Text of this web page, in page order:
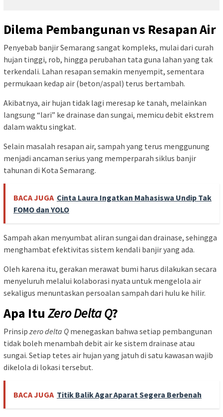
Dilema Pembangunan vs Resapan Air
Penyebab banjir Semarang sangat kompleks, mulai dari curah
hujan tinggi, rob, hingga perubahan tata guna lahan yang tak
terkendali. Lahan resapan semakin menyempit, sementara
permukaan kedap air (beton/aspal) terus bertambah.
Akibatnya, air hujan tidak lagi meresap ke tanah, melainkan
langsung “lari” ke drainase dan sungai, memicu debit ekstrem
dalam waktu singkat.
Selain masalah resapan air, sampah yang terus menggunung
menjadi ancaman serius yang memperparah siklus banjir
tahunan di Kota Semarang.
BACA JUGA Cinta Laura Ingatkan Mahasiswa Undip Tak
FOMO dan YOLO
Sampah akan menyumbat aliran sungai dan drainase, sehingga
menghambat efektivitas sistem kendali banjir yang ada.
Oleh karena itu, gerakan merawat bumi harus dilakukan secara
menyeluruh melalui kolaborasi nyata untuk mengelola air
sekaligus menuntaskan persoalan sampah dari hulu ke hilir.
Apa Itu Zero Delta Q?
Prinsip zero delta Q menegaskan bahwa setiap pembangunan
tidak boleh menambah debit air ke sistem drainase atau
sungai. Setiap tetes air hujan yang jatuh di satu kawasan wajib
dikelola di lokasi tersebut.
BACA JUGA Titik Balik Agar Aparat Segera Berbenah